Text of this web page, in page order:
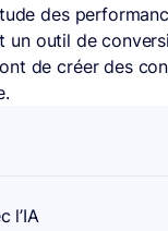
des
un outil de
de créer des
l’IA